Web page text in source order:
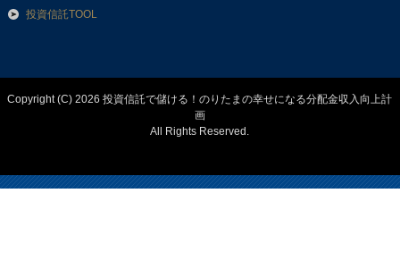
投資信託TOOL
Copyright (C) 2026 投資信託で儲ける！のりたまの幸せになる分配金収入向上計
画
All Rights Reserved.